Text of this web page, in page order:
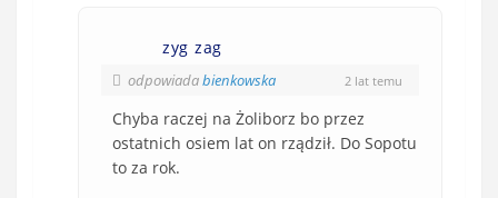
zyg zag
odpowiadabienkowska 2 lat temu
Chyba raczej na Żoliborz bo przez
ostatnich osiem lat on rządził. Do Sopotu
to za rok.